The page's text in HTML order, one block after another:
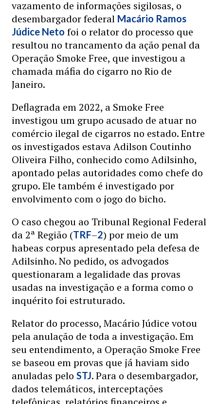
vazamento de informações sigilosas, o
desembargador federal Macário Ramos
Júdice Neto foi o relator do processo que
resultou no trancamento da ação penal da
Operação Smoke Free, que investigou a
chamada máfia do cigarro no Rio de
Janeiro.
Deflagrada em 2022, a Smoke Free
investigou um grupo acusado de atuar no
comércio ilegal de cigarros no estado. Entre
os investigados estava Adilson Coutinho
Oliveira Filho, conhecido como Adilsinho,
apontado pelas autoridades como chefe do
grupo. Ele também é investigado por
envolvimento com o jogo do bicho.
O caso chegou ao Tribunal Regional Federal
da 2ª Região (TRF–2) por meio de um
habeas corpus apresentado pela defesa de
Adilsinho. No pedido, os advogados
questionaram a legalidade das provas
usadas na investigação e a forma como o
inquérito foi estruturado.
Relator do processo, Macário Júdice votou
pela anulação de toda a investigação. Em
seu entendimento, a Operação Smoke Free
se baseou em provas que já haviam sido
anuladas pelo STJ. Para o desembargador,
dados telemáticos, interceptações